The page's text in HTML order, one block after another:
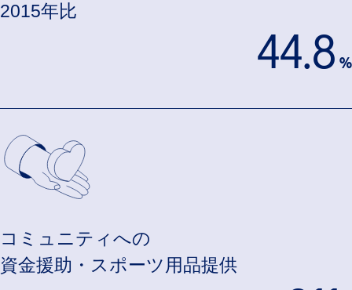
2015年比
44.8 %
コミュニティへの
資金援助・スポーツ用品提供